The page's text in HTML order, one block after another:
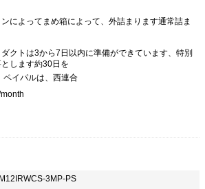
によってまめ箱によって、外詰まります通常詰ま
クトは3から7日以内に準備ができています、特別
します約30日を
ペイパルは、西連合
3MP-PS